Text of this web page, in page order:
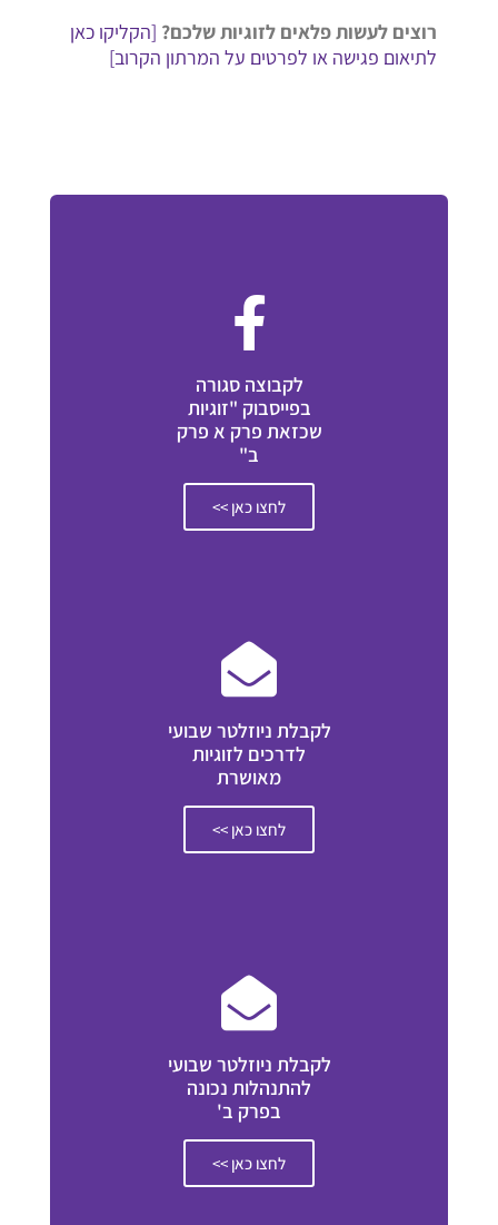
רוצים לעשות פלאים לזוגיות שלכם? [הקליקו כאן
לתיאום פגישה או לפרטים על המרתון הקרוב]
לקבוצה סגורה
בפייסבוק "זוגיות
שכזאת פרק א פרק
ב"
לחצו כאן >>
לקבלת ניוזלטר שבועי
לדרכים לזוגיות
מאושרת
לחצו כאן >>
לקבלת ניוזלטר שבועי
להתנהלות נכונה
בפרק ב'
לחצו כאן >>